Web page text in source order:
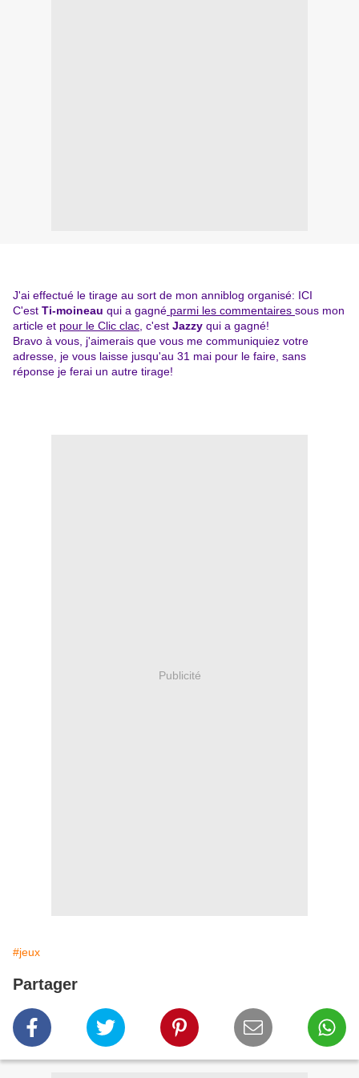
J'ai effectué le tirage au sort de mon anniblog organisé: ICI
C'est Ti-moineau qui a gagné parmi les commentaires sous mon
article et pour le Clic clac , c'est Jazzy qui a gagné!
Bravo à vous, j'aimerais que vous me communiquiez votre
adresse, je vous laisse jusqu'au 31 mai pour le faire, sans
réponse je ferai un autre tirage!
Publicité
#jeux
Partager